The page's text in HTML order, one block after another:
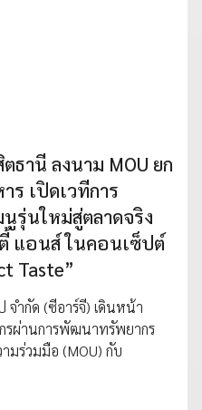
ธานี ลงนาม MOU ยก
ร เปิดเวทีการ
รุ่นใหม่สู่ตลาดจริง
แอนส์ ในคอนเซ็ปต์
Taste”
จำกัด (ซีอาร์จี) เดินหน้า
รผ่านการพัฒนาทรัพยากร
มร่วมมือ (MOU) กับ